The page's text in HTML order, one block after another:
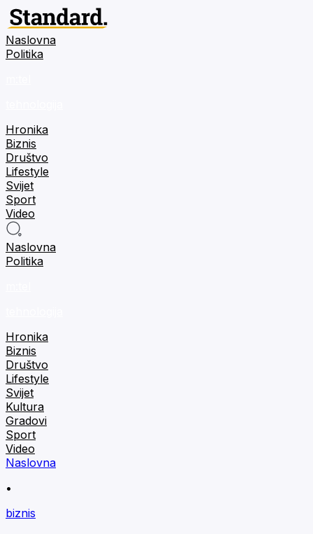
Naslovna
Politika
Hronika
Biznis
Društvo
Lifestyle
Svijet
Sport
Video
Naslovna
Politika
Hronika
Biznis
Društvo
Lifestyle
Svijet
Kultura
Gradovi
Sport
Video
Naslovna
•
biznis